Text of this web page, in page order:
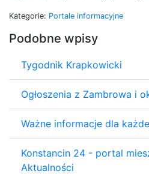
Kategorie: Portale informacyjne
Podobne wpisy
Tygodnik Krapkowicki
Ogłoszenia z Zambrowa i
Ważne informacje dla
Konstancin 24 - portal
Aktualności